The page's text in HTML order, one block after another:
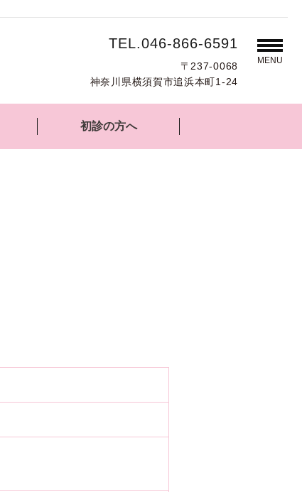
TEL.046-866-6591
〒237-0068
神奈川県横須賀市追浜本町1-24
MENU
初診の方へ